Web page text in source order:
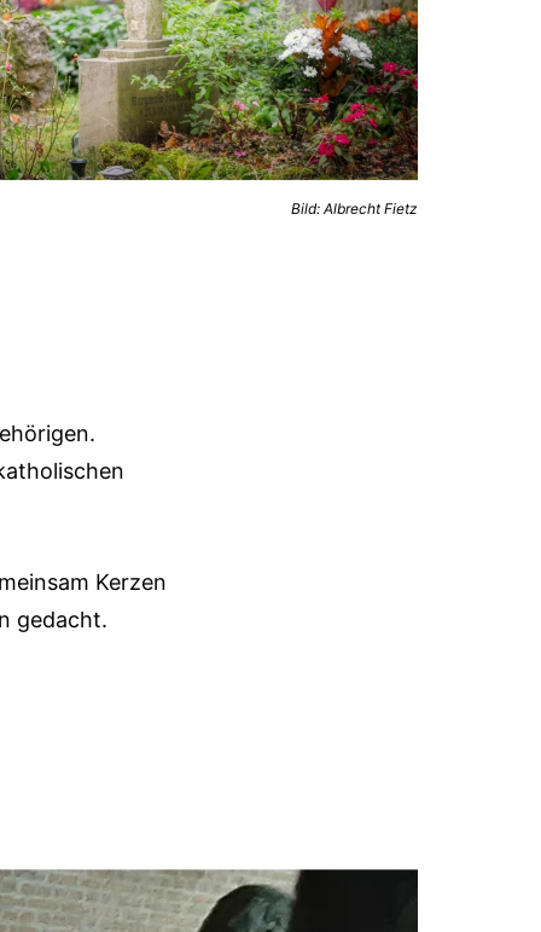
Bild: Albrecht Fietz
Kerzen
gedacht.